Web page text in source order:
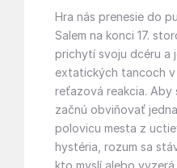
Hra nás prenesie do
Salem na konci 17.
prichytí svoju dcéru a
extatických tancoch
reťazová reakcia.
začnú obviňovať
polovicu mesta z
hystéria, rozum sa
kto myslí alebo vyzerá